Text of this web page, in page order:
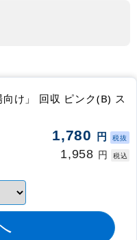
け」 回収 ピンク(B) ス
1,780 円 税抜
1,958 円 税込